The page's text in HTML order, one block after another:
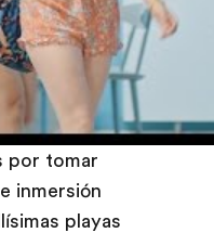
por tomar
inmersión
playas